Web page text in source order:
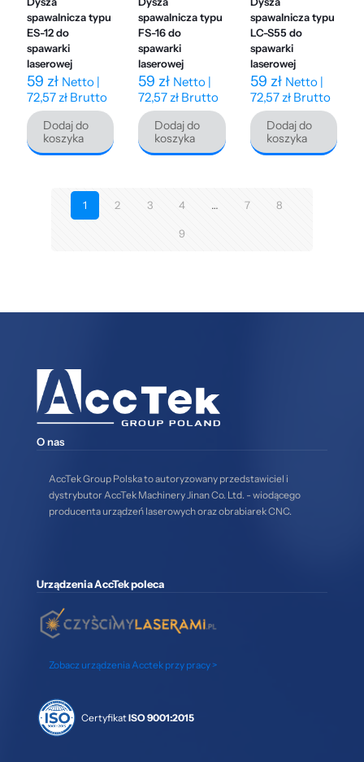
spawalnicza typu
ES-12 do
spawarki
laserowej
59 zł Netto |
72,57zł Brutto
Dodaj do
koszyka
spawalnicza typu
FS-16 do
spawarki
laserowej
59 zł Netto |
72,57zł Brutto
Dodaj do
koszyka
spawalnicza typu
LC-S55 do
spawarki
laserowej
59 zł Netto |
72,57złBrutto
Dodaj do
koszyka
1 2 3 4 … 7 8
9
O nas
AccTek Group Polska to autoryzowany przedstawiciel i
dystrybutor AccTek Machinery Jinan Co. Ltd. - wiodącego
producenta urządzeń laserowych oraz obrabiarek CNC.
Urządzenia AccTek poleca
Zobacz urządzenia Acctek przy pracy >
CertyfikatISO 9001:2015